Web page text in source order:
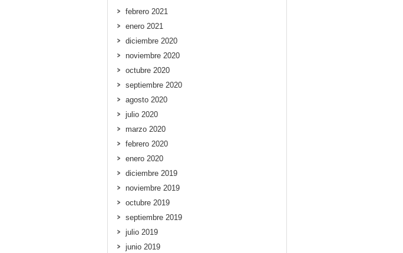
febrero 2021
enero 2021
diciembre 2020
noviembre 2020
octubre 2020
septiembre 2020
agosto 2020
julio 2020
marzo 2020
febrero 2020
enero 2020
diciembre 2019
noviembre 2019
octubre 2019
septiembre 2019
julio 2019
junio 2019